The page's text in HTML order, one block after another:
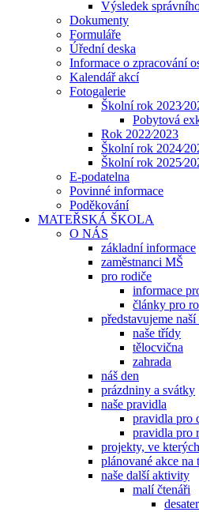
Výsledek
Dokumenty
Formuláře
Úřední deska
Informace o zpracování
Kalendář akcí
Fotogalerie
Školní rok
Pobytová
Rok 2022⁄2023
Školní rok
Školní rok
E-podatelna
Povinné informace
Poděkování
MATEŘSKÁ ŠKOLA
O NÁS
základní informace
zaměstnanci MŠ
pro rodiče
informace
články pro
představujeme
naše třídy
tělocvična
zahrada
náš den
prázdniny a svátky
naše pravidla
pravidla pro
pravidla pro
projekty, ve
plánované akce
naše další aktivity
malí čtenáři